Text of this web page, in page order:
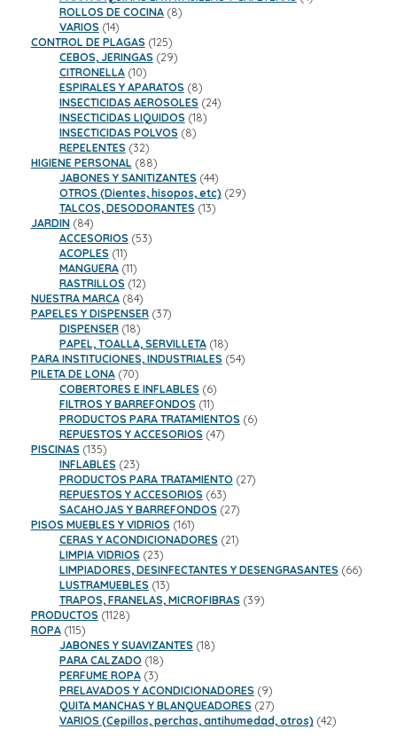
ROLLOS DE COCINA 88
VARIOS 1414
productos
CONTROL DE PLAGAS 125125
productos
CEBOS, JERINGAS 2929
CITRONELLA 1010
productos
ESPIRALES Y APARATOS 88
productos
INSECTICIDAS AEROSOLES 2424
INSECTICIDAS LIQUIDOS 1818
INSECTICIDAS POLVOS 88
REPELENTES 3232
productos
HIGIENE PERSONAL 8888
productos
JABONES Y SANITIZANTES 4444
productos
OTROS (Dientes, hisopos, etc) 2929
TALCOS, DESODORANTES 1313
JARDIN 8484
productos
ACCESORIOS 5353
ACOPLES 1111
productos
MANGUERA 1111
productos
RASTRILLOS 1212
productos
NUESTRA MARCA 8484
productos
PAPELES Y DISPENSER 3737
DISPENSER 1818
productos
PAPEL, TOALLA, SERVILLETA 1818
productos
PARA INSTITUCIONES, INDUSTRIALES 5454
PILETA DE LONA 7070
productos
COBERTORES E INFLABLES 66
productos
FILTROS Y BARREFONDOS 1111
productos
PRODUCTOS PARA TRATAMIENTOS 66
REPUESTOS Y ACCESORIOS 4747
PISCINAS 135135
productos
INFLABLES 2323
productos
PRODUCTOS PARA TRATAMIENTO 2727
REPUESTOS Y ACCESORIOS 6363
productos
SACAHOJAS Y BARREFONDOS 2727
PISOS MUEBLES Y VIDRIOS 161161
productos
CERAS Y ACONDICIONADORES 2121
LIMPIA VIDRIOS 2323
productos
LIMPIADORES, DESINFECTANTES Y DESENGRASANTES 6666
LUSTRAMUEBLES 1313
productos
TRAPOS, FRANELAS, MICROFIBRAS 3939
PRODUCTOS 11281128
ROPA 115115
productos
JABONES Y SUAVIZANTES 1818
PARA CALZADO 1818
PERFUME ROPA 33
productos
PRELAVADOS Y ACONDICIONADORES 99
productos
QUITA MANCHAS Y BLANQUEADORES 2727
productos
VARIOS (Cepillos, perchas, antihumedad, otros) 4242